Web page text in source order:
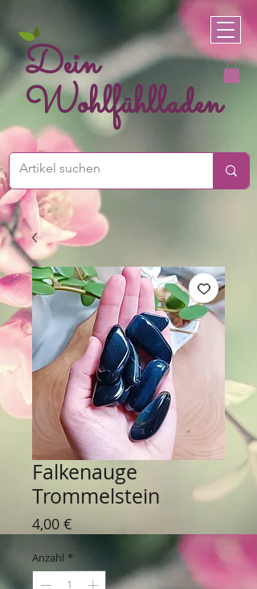
Dein
Wohlfühlladen
Falkenauge
Trommelstein
4,00 €
Anzahl *